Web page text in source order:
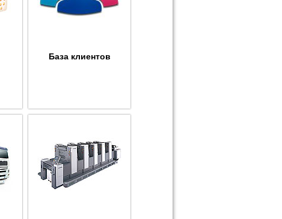
База клиентов